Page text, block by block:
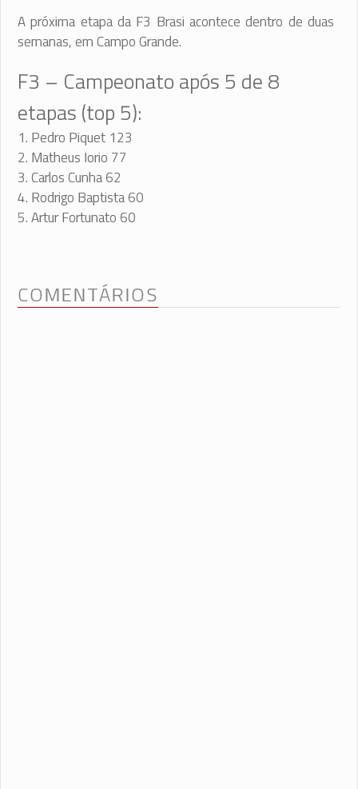
A próxima etapa da F3 Brasi acontece dentro de duas
semanas, em Campo Grande.
F3 – Campeonato após 5 de 8
etapas (top 5):
1. Pedro Piquet 123
2. Matheus Iorio 77
3. Carlos Cunha 62
4. Rodrigo Baptista 60
5. Artur Fortunato 60
COMENTÁRIOS